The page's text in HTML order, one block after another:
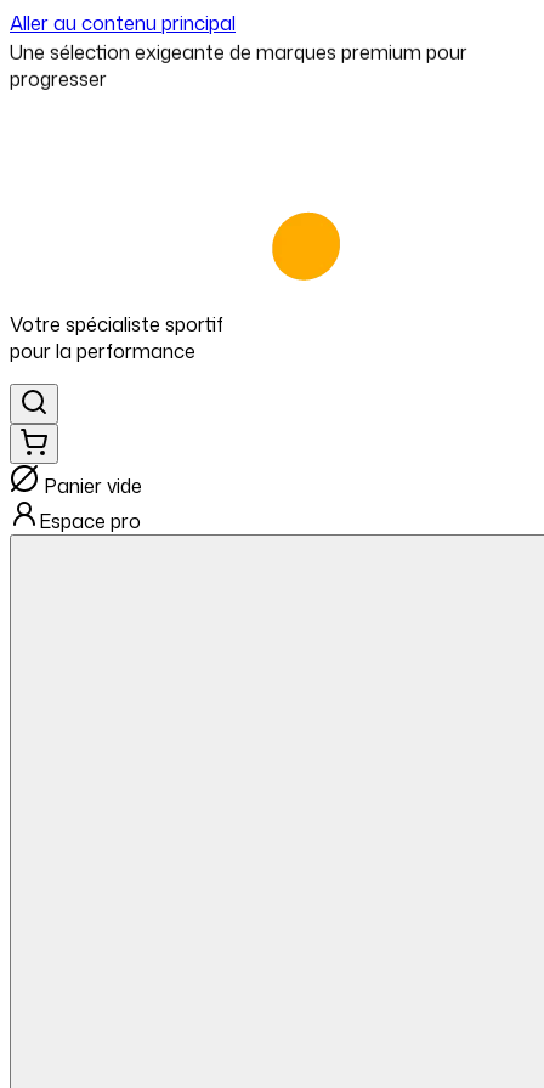
Aller au contenu principal
⁠Une sélection exigeante de marques premium pour
progresser
Votre spécialiste sportif
pourla performance
Panier vide
Espace pro